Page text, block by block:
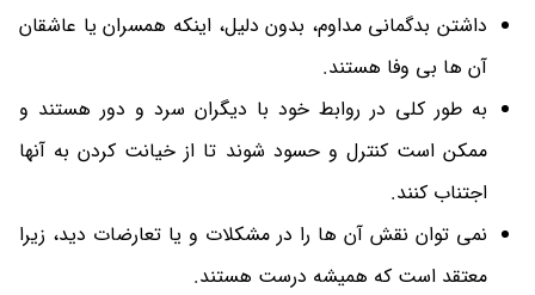
داشتن بدگمانی مداوم، بدون دلیل، اینکه همسران یا عاشقان
آن ها بی وفا هستند.
به طور کلی در روابط خود با دیگران سرد و دور هستند و
ممکن است کنترل و حسود شوند تا از خیانت کردن به آنها
اجتناب کنند.
نمی توان نقش آن ها را در مشکلات و یا تعارضات دید، زیرا
معتقد است که همیشه درست هستند.